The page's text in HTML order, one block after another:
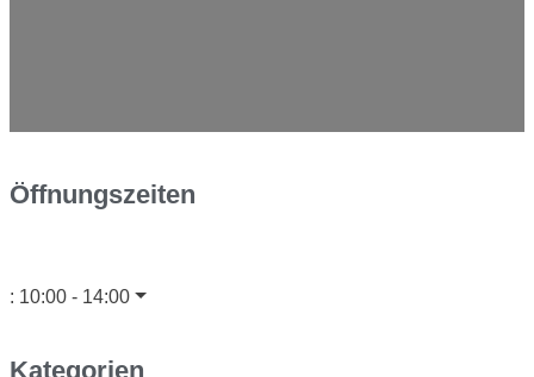
Öffnungszeiten
: 10:00 - 14:00
Kategorien